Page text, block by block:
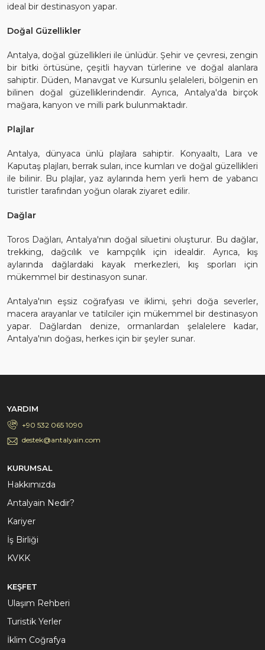
ideal bir destinasyon yapar.
Doğal Güzellikler
Antalya, doğal güzellikleri ile ünlüdür. Şehir ve çevresi, zengin
bir bitki örtüsüne, çeşitli hayvan türlerine ve doğal alanlara
sahiptir. Düden, Manavgat ve Kursunlu şelaleleri, bölgenin en
bilinen doğal güzelliklerindendir. Ayrıca, Antalya'da birçok
mağara, kanyon ve milli park bulunmaktadır.
Plajlar
Antalya, dünyaca ünlü plajlara sahiptir. Konyaaltı, Lara ve
Kaputaş plajları, berrak suları, ince kumları ve doğal güzellikleri
ile bilinir. Bu plajlar, yaz aylarında hem yerli hem de yabancı
turistler tarafından yoğun olarak ziyaret edilir.
Dağlar
Toros Dağları, Antalya'nın doğal siluetini oluşturur. Bu dağlar,
trekking, dağcılık ve kampçılık için idealdir. Ayrıca, kış
aylarında dağlardaki kayak merkezleri, kış sporları için
mükemmel bir destinasyon sunar.
Antalya'nın eşsiz coğrafyası ve iklimi, şehri doğa severler,
macera arayanlar ve tatilciler için mükemmel bir destinasyon
yapar. Dağlardan denize, ormanlardan şelalelere kadar,
Antalya'nın doğası, herkes için bir şeyler sunar.
YARDIM
+90 532 065 1090
destek@antalyain.com
KURUMSAL
Hakkımızda
Antalyain Nedir?
Kariyer
İş Birliği
KVKK
KEŞFET
Ulaşım Rehberi
Turistik Yerler
İklim Coğrafya